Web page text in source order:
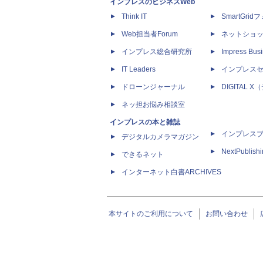
インプレスのビジネスWeb
Think IT
Web担当者Forum
インプレス総合研究所
IT Leaders
ドローンジャーナル
ネッ担お悩み相談室
インプレスの本と雑誌
デジタルカメラマガジン
できるネット
インターネット白書ARCHIVES
SmartGridフ
ネットショ
Impress
インプレス
DIGITAL X（
インプレス
本サイトのご利用について お問い合わせ